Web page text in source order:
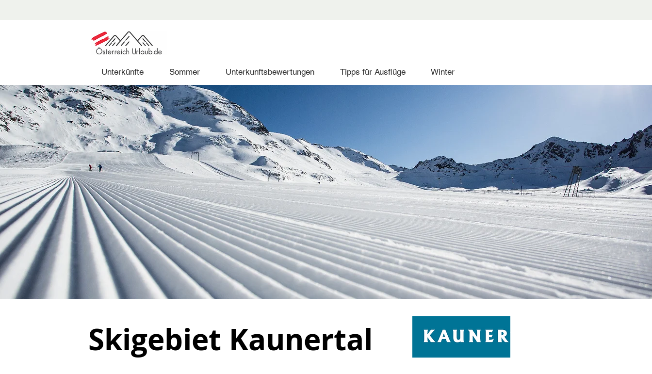
Unterkünfte Sommer Unterkunftsbewertungen Tipps für Ausflüge Winter
Skigebiet Kaunertal